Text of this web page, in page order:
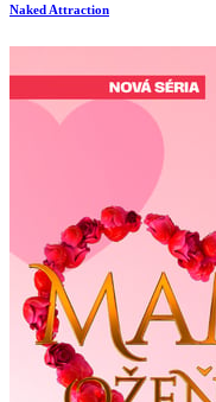
Naked Attraction